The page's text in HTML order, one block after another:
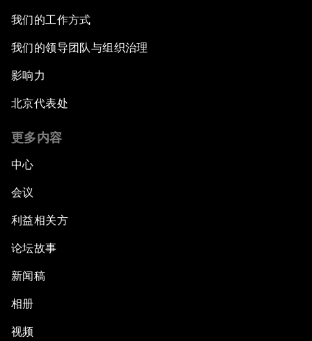
我们的工作方式
我们的领导团队与组织治理
影响力
北京代表处
更多内容
中心
会议
利益相关方
论坛故事
新闻稿
相册
视频